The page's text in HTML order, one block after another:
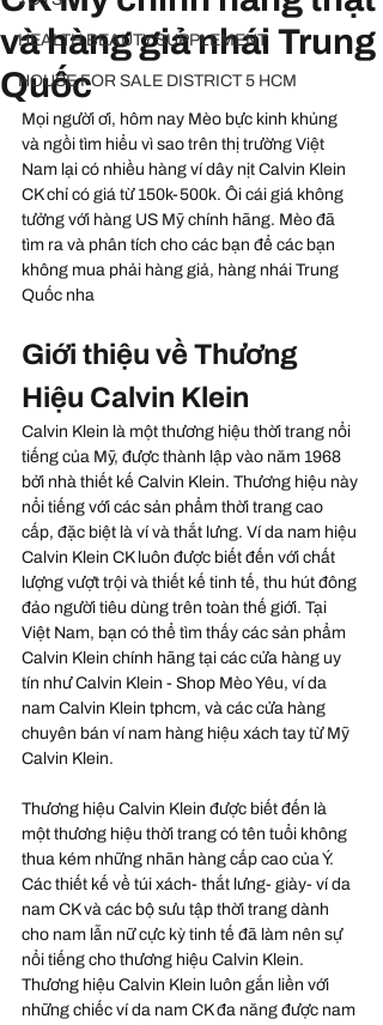
HEALTH BEAUTY SUPPLEMENT
HOUSE FOR SALE DISTRICT 5 HCM
và hàng giả nhái Trung
Quốc
Mọi người ơi, hôm nay Mèo bực kinh khủng
và ngồi tìm hiểu vì sao trên thị trường Việt
Nam lại có nhiều hàng ví dây nịt Calvin Klein
CK chỉ có giá từ 150k-500k. Ôi cái giá không
tưởng với hàng US Mỹ chính hãng. Mèo đã
tìm ra và phân tích cho các bạn để các bạn
không mua phải hàng giả, hàng nhái Trung
Quốc nha
Giới thiệu về Thương
Hiệu Calvin Klein
Calvin Klein là một thương hiệu thời trang nổi
tiếng của Mỹ, được thành lập vào năm 1968
bởi nhà thiết kế Calvin Klein. Thương hiệu này
nổi tiếng với các sản phẩm thời trang cao
cấp, đặc biệt là ví và thắt lưng. Ví da nam hiệu
Calvin Klein CK luôn được biết đến với chất
lượng vượt trội và thiết kế tinh tế, thu hút đông
đảo người tiêu dùng trên toàn thế giới. Tại
Việt Nam, bạn có thể tìm thấy các sản phẩm
Calvin Klein chính hãng tại các cửa hàng uy
tín như Calvin Klein - Shop Mèo Yêu, ví da
nam Calvin Klein tphcm, và các cửa hàng
chuyên bán ví nam hàng hiệu xách tay từ Mỹ
Calvin Klein.
Thương hiệu Calvin Klein được biết đến là
một thương hiệu thời trang có tên tuổi không
thua kém những nhãn hàng cấp cao của Ý.
Các thiết kế về túi xách- thắt lưng- giày- ví da
nam CK và các bộ sưu tập thời trang dành
cho nam lẫn nữ cực kỳ tinh tế đã làm nên sự
nổi tiếng cho thương hiệu Calvin Klein.
Thương hiệu Calvin Klein luôn gắn liền với
những chiếc ví da nam CK đa năng được nam